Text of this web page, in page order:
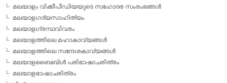
മലയാളം വിക്കീപീഡിയയുടെ സഹോദര സംരംഭങ്ങള്‍
മലയാളഗദ്യസാഹിത്യം
മലയാളഗ്രന്ഥവിവരം
മലയാളത്തിലെ മഹാകാവ്യങ്ങള്‍
മലയാളത്തിലെ സന്ദേശകാവ്യങ്ങള്‍
മലയാളബൈബിള്‍ പരിഭാഷാചരിത്രം
മലയാളഭാഷാചരിത്രം